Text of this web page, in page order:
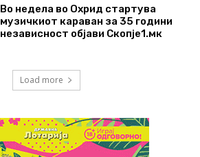
Во недела во Охрид стартува
музичкиот караван за 35 години
независност објави Скопје1.мк
Load more